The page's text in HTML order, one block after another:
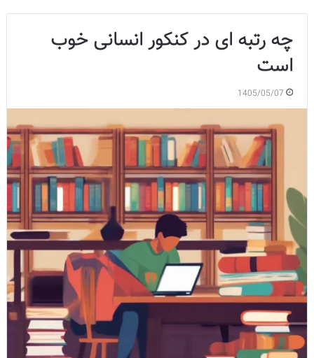
چه رتبه ای در کنکور انسانی خوب
است
1405/05/07